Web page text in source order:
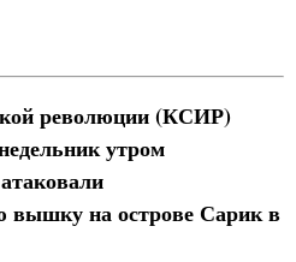
революции (КСИР)
утром
вышку на острове Сарик в